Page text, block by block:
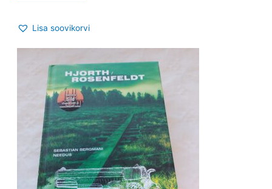
Lisa soovikorvi